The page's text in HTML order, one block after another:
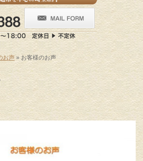
お声 » お客様のお声